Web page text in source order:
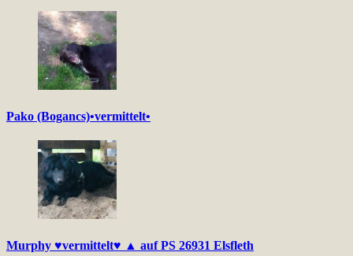
Pako (Bogancs)•vermittelt•
Murphy ♥vermittelt♥ ▲ auf PS 26931 Elsfleth